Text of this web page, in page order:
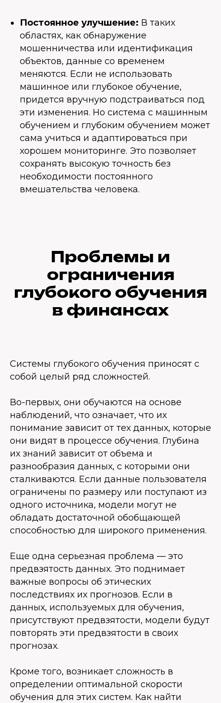
Постоянное улучшение: В таких
областях, как обнаружение
мошенничества или идентификация
объектов, данные со временем
меняются. Если не использовать
машинное или глубокое обучение,
придется вручную подстраиваться под
эти изменения. Но система с машинным
обучением и глубоким обучением может
сама учиться и адаптироваться при
хорошем мониторинге. Это позволяет
сохранять высокую точность без
необходимости постоянного
вмешательства человека.
Проблемы и
ограничения
глубокого обучения
в финансах
Системы глубокого обучения приносят с
собой целый ряд сложностей.
Во-первых, они обучаются на основе
наблюдений, что означает, что их
понимание зависит от тех данных, которые
они видят в процессе обучения. Глубина
их знаний зависит от объема и
разнообразия данных, с которыми они
сталкиваются. Если данные пользователя
ограничены по размеру или поступают из
одного источника, модели могут не
обладать достаточной обобщающей
способностью для широкого применения.
Еще одна серьезная проблема — это
предвзятость данных. Это поднимает
важные вопросы об этических
последствиях их прогнозов. Если в
данных, используемых для обучения,
присутствуют предвзятости, модели будут
повторять эти предвзятости в своих
прогнозах.
Кроме того, возникает сложность в
определении оптимальной скорости
обучения для этих систем. Как найти